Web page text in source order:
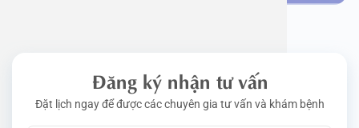
Đăng ký nhận tư vấn
Đặt lịch ngay để được các chuyên gia tư vấn và khám bệnh